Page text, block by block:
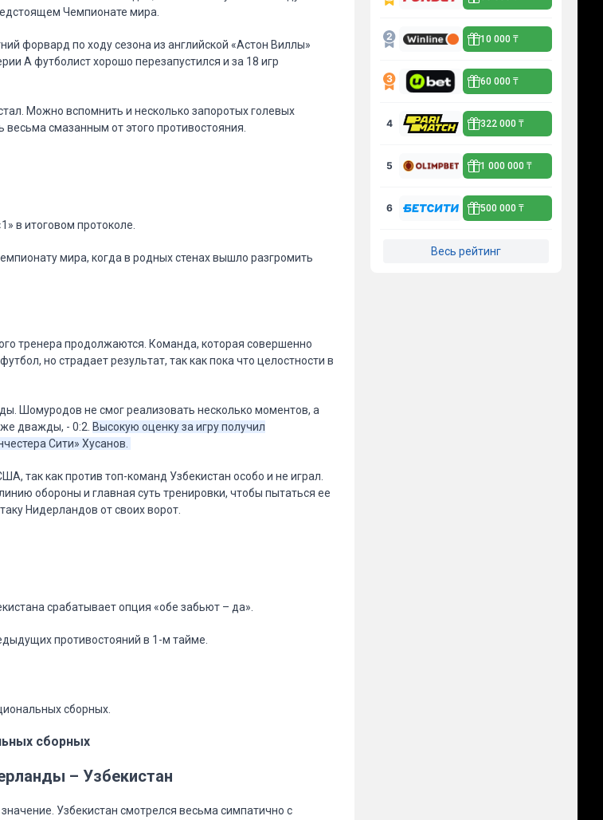
Чемпионате мира.
форвард по ходу сезона из английской «Астон Виллы»
А футболист хорошо перезапустился и за 18 игр
Можно вспомнить и несколько запоротых голевых
смазанным от этого противостояния.
в итоговом протоколе.
мира, когда в родных стенах вышло разгромить
тренера продолжаются. Команда, которая совершенно
но страдает результат, так как пока что целостности в
Шомуродов не смог реализовать несколько моментов, а
дважды, - 0:2. Высокую оценку за игру получил
Сити» Хусанов.
так как против топ-команд Узбекистан особо и не играл.
обороны и главная суть тренировки, чтобы пытаться ее
Нидерландов от своих ворот.
срабатывает опция «обе забьют – да».
противостояний в 1-м тайме.
сборных.
сборных
– Узбекистан
Узбекистан смотрелся весьма симпатично с
10 000 ₸
60 000 ₸
4 322 000 ₸
5 1 000 000 ₸
6 500 000 ₸
Весь рейтинг